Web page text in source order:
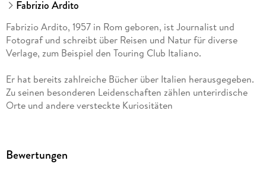
Fabrizio Ardito
Fabrizio Ardito, 1957 in Rom geboren, ist Journalist und
Fotograf und schreibt über Reisen und Natur für diverse
Verlage, zum Beispiel den Touring Club Italiano.
Er hat bereits zahlreiche Bücher über Italien herausgegeben.
Zu seinen besonderen Leidenschaften zählen unterirdische
Orte und andere versteckte Kuriositäten
Bewertungen